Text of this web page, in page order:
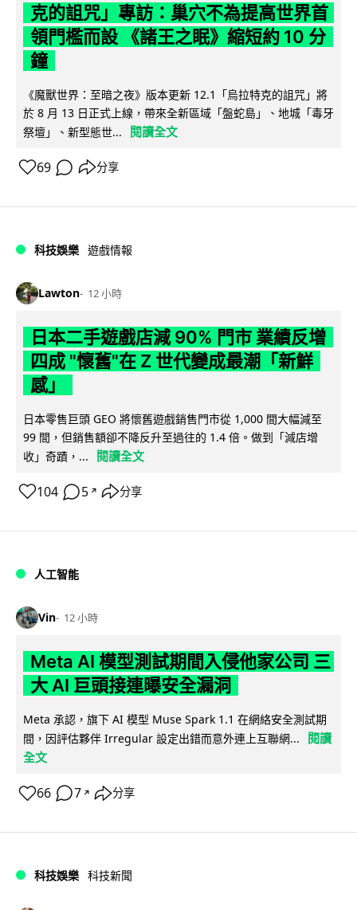
克的詛咒」專訪：巢穴不為提高世界首
領門檻而設 《諸王之眠》縮短約 10 分
鐘
《魔獸世界：至暗之夜》版本更新 12.1「烏拉特克的詛咒」將
於 8 月 13 日正式上線，帶來全新區域「盤蛇島」、地城「毒牙
祭壇」、新型態世...
閱讀全文
69 分享
科技娛樂 遊戲情報
Lawton 12 小時
日本二手遊戲店減 90% 門市 業績反增
四成 "懷舊"在 Z 世代變成最潮「新鮮
感」
日本零售巨頭 GEO 將懷舊遊戲銷售門市從 1,000 間大幅減至
99 間，但銷售額卻不降反升至過往的 1.4 倍。做到「減店增
收」奇蹟，...
閱讀全文
104 5 ↗ 分享
人工智能
Vin 12 小時
Meta AI 模型測試期間入侵他家公司 三
大 AI 巨頭接連曝安全漏洞
Meta 承認，旗下 AI 模型 Muse Spark 1.1 在網絡安全測試期
間，因評估夥伴 Irregular 設定出錯而意外連上互聯網...
閱讀
全文
66 7 ↗ 分享
科技娛樂 科技新聞